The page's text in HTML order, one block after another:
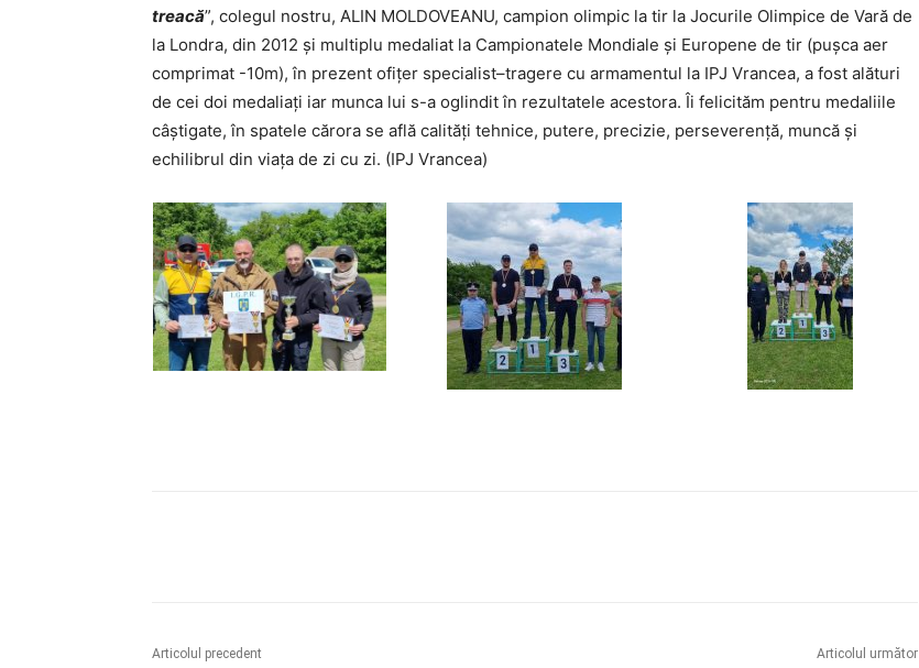
treacă”, colegul nostru, ALIN MOLDOVEANU, campion olimpic la tir la Jocurile Olimpice de Vară de
la Londra, din 2012 și multiplu medaliat la Campionatele Mondiale și Europene de tir (pușca aer
comprimat -10m), în prezent ofițer specialist–tragere cu armamentul la IPJ Vrancea, a fost alături
de cei doi medaliați iar munca lui s-a oglindit în rezultatele acestora. Îi felicităm pentru medaliile
câștigate, în spatele cărora se află calități tehnice, putere, precizie, perseverență, muncă și
echilibrul din viața de zi cu zi. (IPJ Vrancea)
Articolul precedent Articolul următor